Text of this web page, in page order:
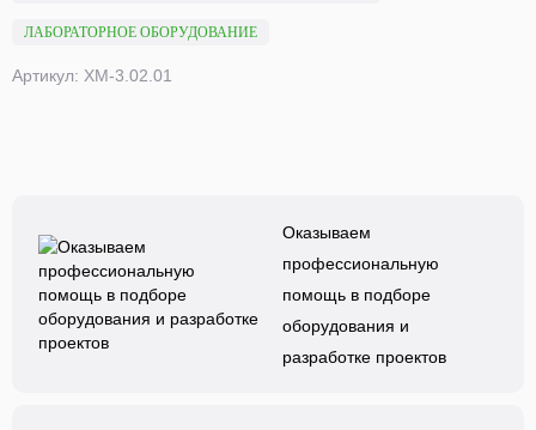
ЛАБОРАТОРНОЕ ОБОРУДОВАНИЕ
Артикул: ХМ-3.02.01
Оказываем
профессиональную
помощь в подборе
оборудования и
разработке проектов